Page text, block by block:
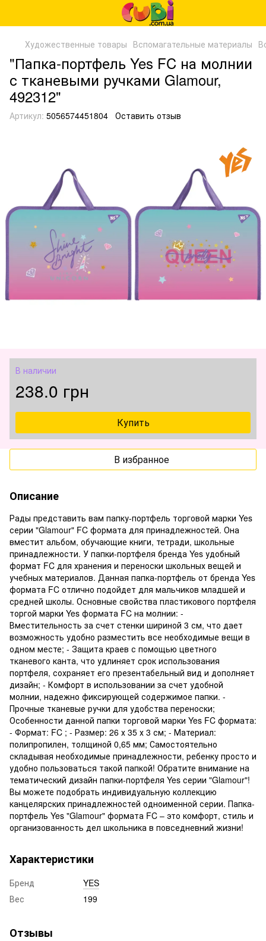
Художественные товары Вспомагательные материалы
"Папка-портфель Yes FC на молнии
с тканевыми ручками Glamour,
492312"
Артикул: 5056574451804 Оставить отзыв
В наличии
238.0 грн
Купить
В избранное
Описание
Рады представить вам папку-портфель торговой марки Yes
серии "Glamour" FC формата для принадлежностей. Она
вместит альбом, обучающие книги, тетради, школьные
принадлежности. У папки-портфеля бренда Yes удобный
формат FC для хранения и переноски школьных вещей и
учебных материалов. Данная папка-портфель от бренда Yes
формата FC отлично подойдет для мальчиков младшей и
средней школы. Основные свойства пластикового портфеля
торгой марки Yes формата FC на молнии: -
Вместительность за счет стенки шириной 3 см, что дает
возможность удобно разместить все необходимые вещи в
одном месте; - Защита краев с помощью цветного
тканевого канта, что удлиняет срок использования
портфеля, сохраняет его презентабельный вид и дополняет
дизайн; - Комфорт в использовании за счет удобной
молнии, надежно фиксирующей содержимое папки. -
Прочные тканевые ручки для удобства переноски;
Особенности данной папки торговой марки Yes FC формата:
- Формат: FC ; - Размер: 26 х 35 х 3 см; - Материал:
полипропилен, толщиной 0,65 мм; Самостоятельно
складывая необходимые принадлежности, ребенку просто и
удобно пользоваться такой папкой! Обратите внимание на
тематический дизайн папки-портфеля Yes серии "Glamour"!
Вы можете подобрать индивидуальную коллекцию
канцелярских принадлежностей одноименной серии. Папка-
портфель Yes "Glamour" формата FC – это комфорт, стиль и
организованность дел школьника в повседневний жизни!
Характеристики
Бренд
YES
Вес
199
Отзывы